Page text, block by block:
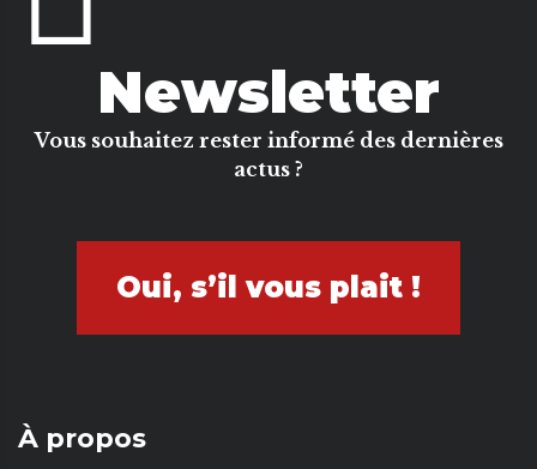
Newsletter
Vous souhaitez rester informé des dernières
actus ?
Oui, s’il vous plait !
À propos